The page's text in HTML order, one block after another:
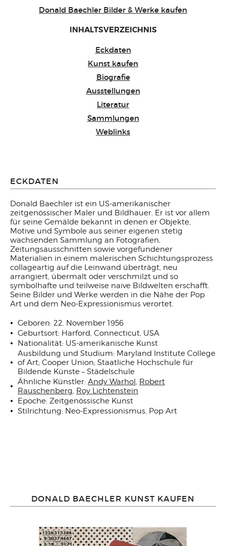
Donald Baechler Bilder & Werke kaufen
INHALTSVERZEICHNIS
Eckdaten
Kunst kaufen
Biografie
Ausstellungen
Literatur
Sammlungen
Weblinks
ECKDATEN
Donald Baechler ist ein US-amerikanischer
zeitgenössischer Maler und Bildhauer. Er ist vor allem
für seine Gemälde bekannt in denen er Objekte,
Motive und Symbole aus seiner eigenen stetig
wachsenden Sammlung an Fotografien,
Zeitungsausschnitten sowie vorgefundener
Materialien in einem malerischen Schichtungsprozess
collageartig auf die Leinwand überträgt, neu
arrangiert, übermalt oder verschmilzt und so
symbolhafte und teilweise naive Bildwelten erschafft.
Seine Bilder und Werke werden in die Nähe der Pop
Art und dem Neo-Expressionismus verortet.
Geboren: 22. November 1956
Geburtsort: Harford, Connecticut, USA
Nationalität: US-amerikanische Kunst
Ausbildung und Studium: Maryland Institute College
of Art; Cooper Union; Staatliche Hochschule für
Bildende Künste – Städelschule
Ähnliche Künstler: Andy Warhol, Robert
Rauschenberg, Roy Lichtenstein
Epoche: Zeitgenössische Kunst
Stilrichtung: Neo-Expressionismus, Pop Art
DONALD BAECHLER KUNST KAUFEN